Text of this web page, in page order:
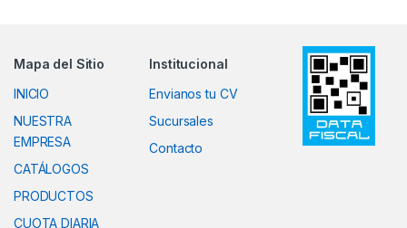
Mapa del Sitio
INICIO
NUESTRA
EMPRESA
CATÁLOGOS
PRODUCTOS
CUOTA DIARIA
Institucional
Envianos tu CV
Sucursales
Contacto